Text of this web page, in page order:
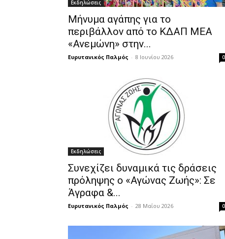
Εκδηλώσεις
Μήνυμα αγάπης για το
περιβάλλον από το ΚΔΑΠ ΜΕΑ
«Ανεμώνη» στην...
Ευρυτανικός Παλμός - 8 Ιουνίου 2026 0
Εκδηλώσεις
Συνεχίζει δυναμικά τις δράσεις
πρόληψης ο «Αγώνας Ζωής»: Σε
Άγραφα &...
Ευρυτανικός Παλμός - 28 Μαΐου 2026 0